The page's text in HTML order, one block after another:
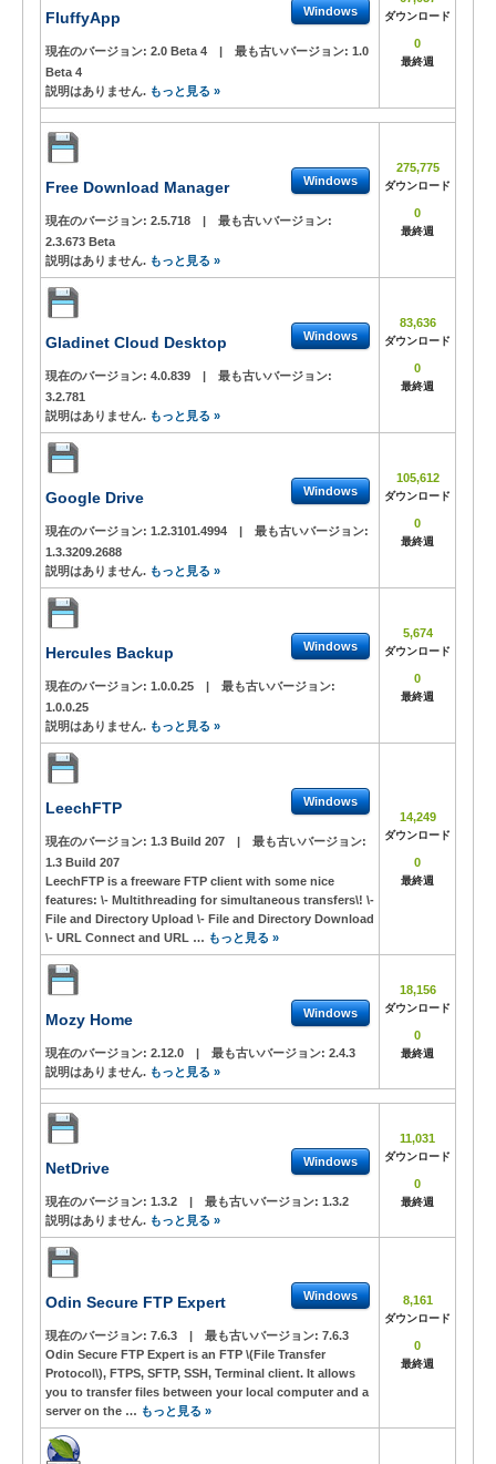
FluffyApp Windows
現在のバージョン: 2.0 Beta 4 | 最も古いバージョン: 1.0
Beta 4
説明はありません. もっと見る »
ダウンロード
0
最終週
Free Download Manager Windows
現在のバージョン: 2.5.718 |
最も古いバージョン:
2.3.673 Beta
説明はありません. もっと見る »
275,775
ダウンロード
0
最終週
Gladinet Cloud Desktop Windows
現在のバージョン: 4.0.839 |
最も古いバージョン:
3.2.781
説明はありません. もっと見る »
83,636
ダウンロード
0
最終週
Google Drive Windows
現在のバージョン: 1.2.3101.4994 |
最も古いバージョン:
1.3.3209.2688
説明はありません. もっと見る »
105,612
ダウンロード
0
最終週
Hercules Backup Windows
現在のバージョン: 1.0.0.25 |
最も古いバージョン:
1.0.0.25
説明はありません. もっと見る »
5,674
ダウンロード
0
最終週
LeechFTP Windows
現在のバージョン: 1.3 Build 207 |
最も古いバージョン:
1.3 Build 207
LeechFTP is a freeware FTP client with some nice
features: \- Multithreading for simultaneous transfers\! \-
File and Directory Upload \- File and Directory Download
\- URL Connect and URL … もっと見る »
14,249
ダウンロード
0
最終週
Mozy Home Windows
現在のバージョン: 2.12.0 | 最も古いバージョン: 2.4.3
説明はありません. もっと見る »
18,156
ダウンロード
0
最終週
NetDrive Windows
現在のバージョン: 1.3.2 | 最も古いバージョン: 1.3.2
説明はありません. もっと見る »
11,031
ダウンロード
0
最終週
Odin Secure FTP Expert Windows
現在のバージョン: 7.6.3 | 最も古いバージョン: 7.6.3
Odin Secure FTP Expert is an FTP \(File Transfer
Protocol\), FTPS, SFTP, SSH, Terminal client. It allows
you to transfer files between your local computer and a
server on the … もっと見る »
8,161
ダウンロード
0
最終週